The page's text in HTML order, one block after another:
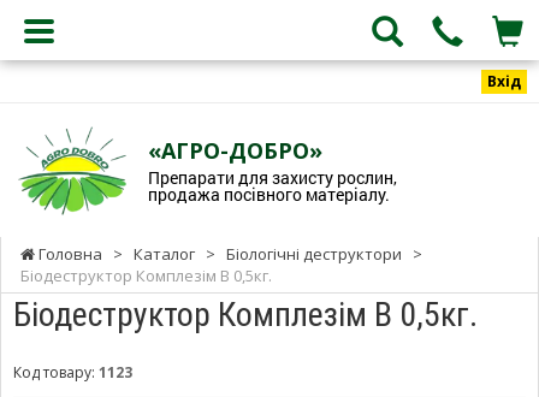
Вхід
«АГРО-ДОБРО»
Препарати для захисту рослин,
продажа посівного матеріалу.
Головна > Каталог > Біологічні деструктори
>
Біодеструктор Комплезім В 0,5кг.
Біодеструктор Комплезім В 0,5кг.
Код товару: 1123